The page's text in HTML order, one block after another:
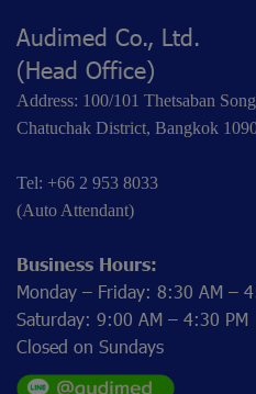
Audimed Co., Ltd.
(Head Office)
Address: 100/101 Thetsaban
Chatuchak District, Bangkok
Tel: +66 2 953 8033
(Auto Attendant)
Business Hours:
Monday – Friday: 8:30 AM –
Saturday: 9:00 AM – 4:30 PM
Closed on Sundays